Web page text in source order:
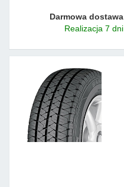
Darmowa dostawa
Realizacja 7 dni